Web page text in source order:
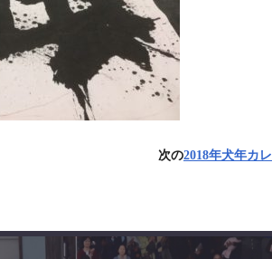
次の2018年犬年カ